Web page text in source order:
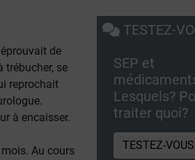
de
trébucher, se
reprochait
à encaisser.
Au cours
TESTEZ-
SEP et
Lesquels?
traiter quoi?
TESTEZ-VOUS